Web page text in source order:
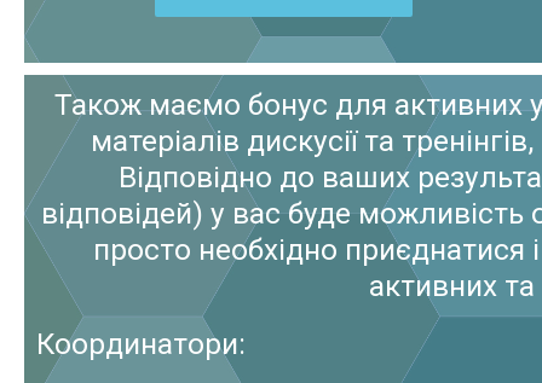
Також маємо бонус для активних
матеріалів дискусії та
Відповідно до ваших
відповідей) у вас буде
просто необхідно приєднатися
активних та
Координатори: